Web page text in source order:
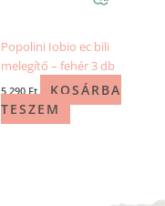
Popolini Iobio ec bili
melegítő – fehér 3 db
5 290 Ft
KOSÁRBA
TESZEM